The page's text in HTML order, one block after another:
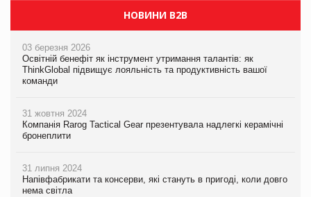
НОВИНИ B2B
03 березня 2026
Освітній бенефіт як інструмент утримання талантів: як
ThinkGlobal підвищує лояльність та продуктивність вашої
команди
31 жовтня 2024
Компанія Rarog Tactical Gear презентувала надлегкі керамічні
бронеплити
31 липня 2024
Напівфабрикати та консерви, які стануть в пригоді, коли довго
нема світла